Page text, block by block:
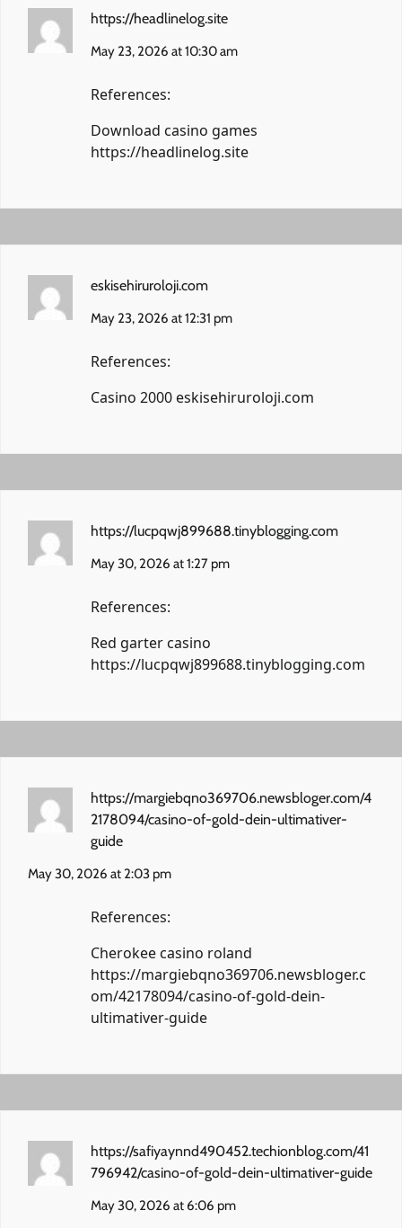
https://headlinelog.site
May 23, 2026 at 10:30 am
References:
Download casino games
https://headlinelog.site
eskisehiruroloji.com
May 23, 2026 at 12:31 pm
References:
Casino 2000eskisehiruroloji.com
https://lucpqwj899688.tinyblogging.com
May 30, 2026 at 1:27 pm
References:
Red garter casino
https://lucpqwj899688.tinyblogging.com
https://margiebqno369706.newsbloger.com/4
2178094/casino-of-gold-dein-ultimativer-
guide
May 30, 2026 at 2:03 pm
References:
Cherokee casino roland
https://margiebqno369706.newsbloger.c
om/42178094/casino-of-gold-dein-
ultimativer-guide
https://safiyaynnd490452.techionblog.com/41
796942/casino-of-gold-dein-ultimativer-guide
May 30, 2026 at 6:06 pm